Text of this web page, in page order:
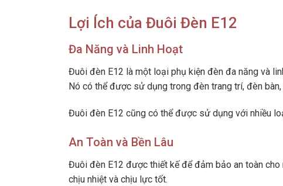
Lợi Ích của Đuôi Đèn E12
Đa Năng và Linh Hoạt
Đuôi đèn E12 là một loại phụ kiện đèn đa năng và
Nó có thể được sử dụng trong đèn trang trí, đèn
Đuôi đèn E12 cũng có thể được sử dụng với nhiều
An Toàn và Bền Lâu
Đuôi đèn E12 được thiết kế để đảm bảo an toàn
chịu nhiệt và chịu lực tốt.